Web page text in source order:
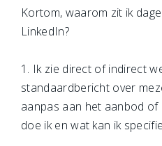
Kortom, waarom zit ik
LinkedIn?
1. Ik zie direct of indirect
standaardbericht over
aanpas aan het aanbod of
doe ik en wat kan ik